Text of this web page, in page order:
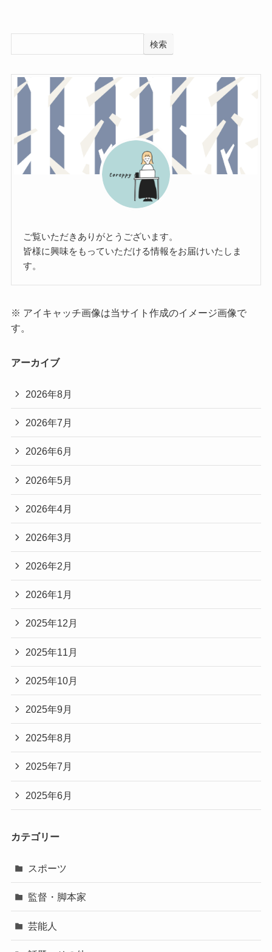
検索
ご覧いただきありがとうございます。
皆様に興味をもっていただける情報をお届けいたしま
す。
※ アイキャッチ画像は当サイト作成のイメージ画像で
す。
アーカイブ
2026年8月
2026年7月
2026年6月
2026年5月
2026年4月
2026年3月
2026年2月
2026年1月
2025年12月
2025年11月
2025年10月
2025年9月
2025年8月
2025年7月
2025年6月
カテゴリー
スポーツ
監督・脚本家
芸能人